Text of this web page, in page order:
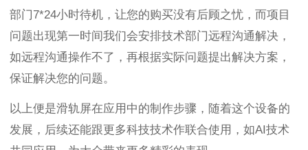
部门 7*24小时待机，让您的购买没有后顾之忧，而项目
问题出现第一时间我们会安排技术部门远程沟通解决，
如远程沟通操作不了，再根据实际问题提出解决方案，
保证解决您的问题。
以上便是滑轨屏在应用中的制作步骤，随着这个设备的
发展，后续还能跟更多科技技术作联合使用，如AI 技术